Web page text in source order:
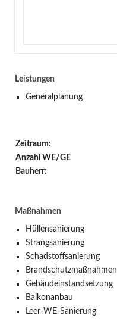
Leistungen
Generalplanung
Zeitraum:
Anzahl WE/GE
Bauherr:
Maßnahmen
Hüllensanierung
Strangsanierung
Schadstoffsanierung
Brandschutzmaßnahmen
Gebäudeinstandsetzung
Balkonanbau
Leer-WE-Sanierung